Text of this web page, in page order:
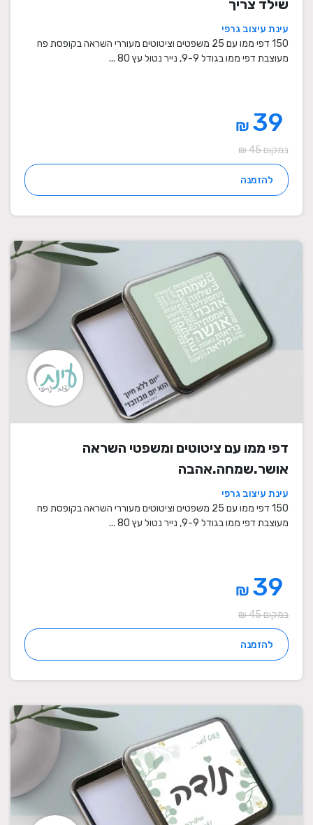
שילד צריך
עינת עיצוב גרפי
150 דפי ממו עם 25 משפטים וציטוטים מעוררי השראה בקופסת פח
מעוצבת דפי ממו בגודל 9-9, נייר נטול עץ 80 ...
₪
במקום 45 ₪
להזמנה
דפי ממו עם ציטוטים ומשפטי השראה
אושר.שמחה.אהבה
עינת עיצוב גרפי
150 דפי ממו עם 25 משפטים וציטוטים מעוררי השראה בקופסת פח
מעוצבת דפי ממו בגודל 9-9, נייר נטול עץ 80 ...
₪
במקום 45 ₪
להזמנה